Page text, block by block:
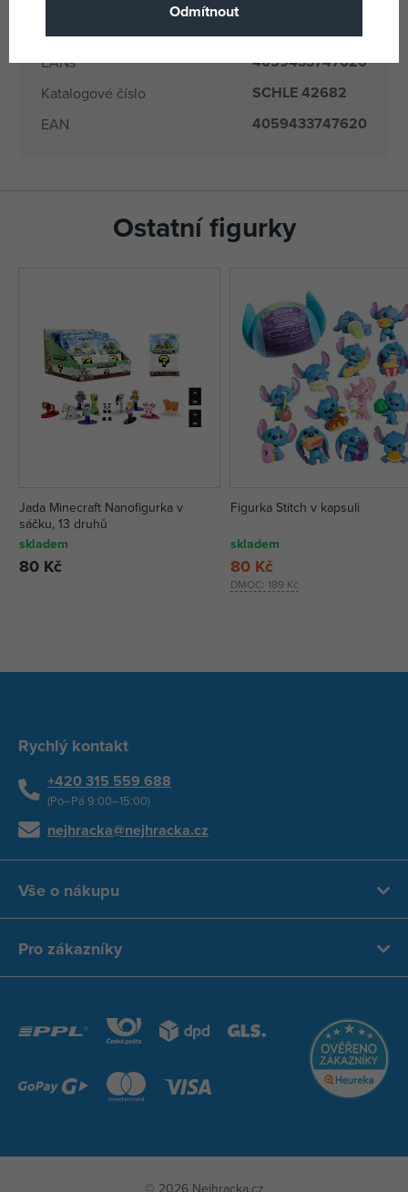
EANs 4059433747620
Katalogové číslo SCHLE 42682
EAN 4059433747620
Ostatní figurky
Jada Minecraft Nanofigurka v
sáčku, 13 druhů
skladem
80 Kč
Figurka Stitch v kapsuli
skladem
DMOC: 189 Kč
80 Kč
Rychlý kontakt
+420 315 559 688
(Po–Pá 9:00–15:00)
nejhracka@nejhracka.cz
Vše o nákupu
Pro zákazníky
Odmítnout